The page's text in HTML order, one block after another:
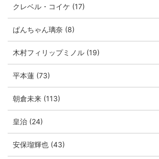
クレベル・コイケ (17)
ぱんちゃん璃奈 (8)
木村フィリップミノル (19)
平本蓮 (73)
朝倉未来 (113)
皇治 (24)
安保瑠輝也 (43)